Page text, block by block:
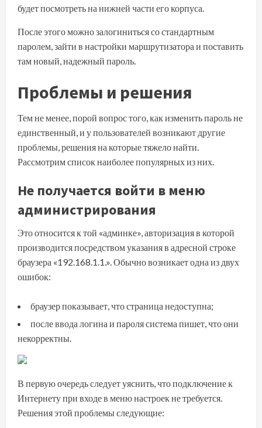
будет посмотреть на нижней части его корпуса.
После этого можно залогиниться со стандартным
паролем, зайти в настройки маршрутизатора и поставить
там новый, надежный пароль.
Проблемы и решения
Тем не менее, порой вопрос того, как изменить пароль не
единственный, и у пользователей возникают другие
проблемы, решения на которые тяжело найти.
Рассмотрим список наиболее популярных из них.
Не получается войти в меню
администрирования
Это относится к той «админке», авторизация в которой
производится посредством указания в адресной строке
браузера «192.168.1.1.». Обычно возникает одна из двух
ошибок:
браузер показывает, что страница недоступна;
после ввода логина и пароля система пишет, что они
некорректны.
В первую очередь следует уяснить, что подключение к
Интернету при входе в меню настроек не требуется.
Решения этой проблемы следующие: